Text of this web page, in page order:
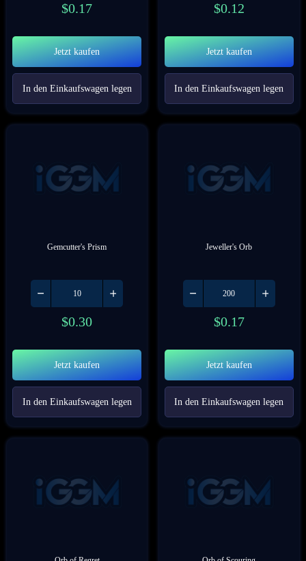
$0.17
Jetzt kaufen
In den Einkaufswagen legen
$0.12
Jetzt kaufen
In den Einkaufswagen legen
Gemcutter's Prism
$0.30
Jetzt kaufen
In den Einkaufswagen legen
Jeweller's Orb
$0.17
Jetzt kaufen
In den Einkaufswagen legen